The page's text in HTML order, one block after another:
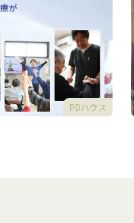
PDハウス